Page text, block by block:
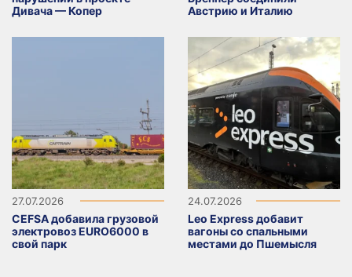
Дивача — Копер
Австрию и Италию
27.07.2026
CEFSA добавила грузовой
электровоз EURO6000 в
свой парк
24.07.2026
Leo Express добавит
вагоны со спальными
местами до Пшемысля